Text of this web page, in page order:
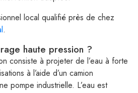
local qualifié près de chez
.
haute pression ?
consiste à projeter de l’eau à forte
à l’aide d’un camion
pompe industrielle. L’eau est